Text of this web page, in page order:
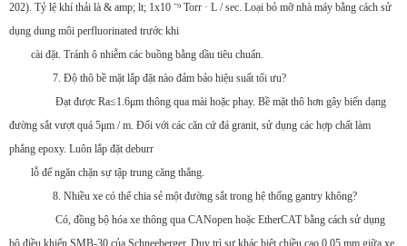
202). Tỷ lệ khí thải là & amp; lt; 1x10 ⁻⁹ Torr · L / sec. Loại bỏ mỡ nhà máy bằng cách sử
dụng dung môi perfluorinated trước khi
cài đặt. Tránh ô nhiễm các buồng bằng dầu tiêu chuẩn.
7. Độ thô bề mặt lắp đặt nào đảm bảo hiệu suất tối ưu?
Đạt được Ra≤1.6μm thông qua mài hoặc phay. Bề mặt thô hơn gây biến dạng
đường sắt vượt quá 5μm / m. Đối với các căn cứ đá granit, sử dụng các hợp chất làm
phẳng epoxy. Luôn lắp đặt deburr
lỗ để ngăn chặn sự tập trung căng thẳng.
8. Nhiều xe có thể chia sẻ một đường sắt trong hệ thống gantry không?
Có, đồng bộ hóa xe thông qua CANopen hoặc EtherCAT bằng cách sử dụng
bộ điều khiển SMB-30 của Schneeberger. Duy trì sự khác biệt chiều cao 0,05 mm giữa xe